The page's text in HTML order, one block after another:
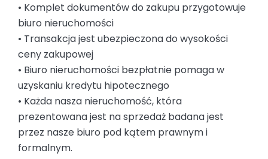
• Komplet dokumentów do zakupu przygotowuje
biuro nieruchomości
• Transakcja jest ubezpieczona do wysokości
ceny zakupowej
• Biuro nieruchomości bezpłatnie pomaga w
uzyskaniu kredytu hipotecznego
• Każda nasza nieruchomość, która
prezentowana jest na sprzedaż badana jest
przez nasze biuro pod kątem prawnym i
formalnym.